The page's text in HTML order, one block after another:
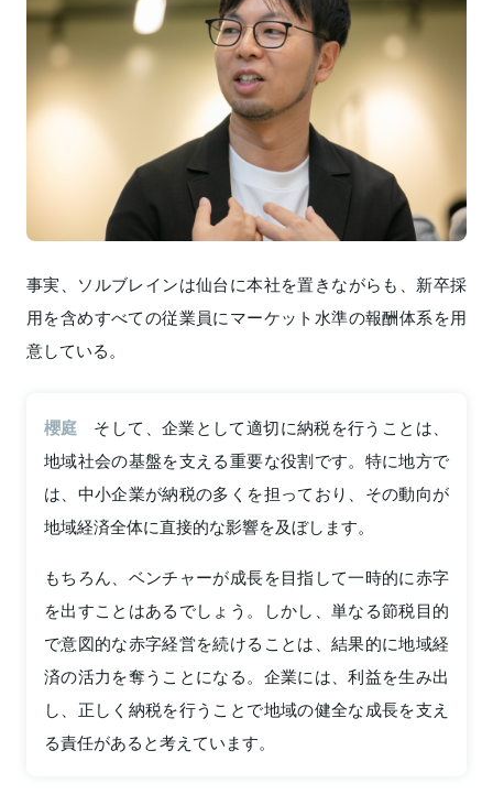
事実、ソルブレインは仙台に本社を置きながらも、新卒採
用を含めすべての従業員にマーケット水準の報酬体系を用
意している。
櫻庭
そして、企業として適切に納税を行うことは、
地域社会の基盤を支える重要な役割です。特に地方で
は、中小企業が納税の多くを担っており、その動向が
地域経済全体に直接的な影響を及ぼします。
もちろん、ベンチャーが成長を目指して一時的に赤字
を出すことはあるでしょう。しかし、単なる節税目的
で意図的な赤字経営を続けることは、結果的に地域経
済の活力を奪うことになる。企業には、利益を生み出
し、正しく納税を行うことで地域の健全な成長を支え
る責任があると考えています。